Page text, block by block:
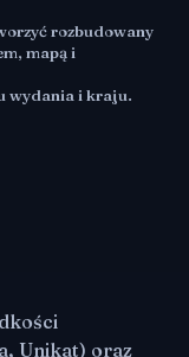
rozbudowany
mapą i
wydania i kraju.
Unikat) oraz